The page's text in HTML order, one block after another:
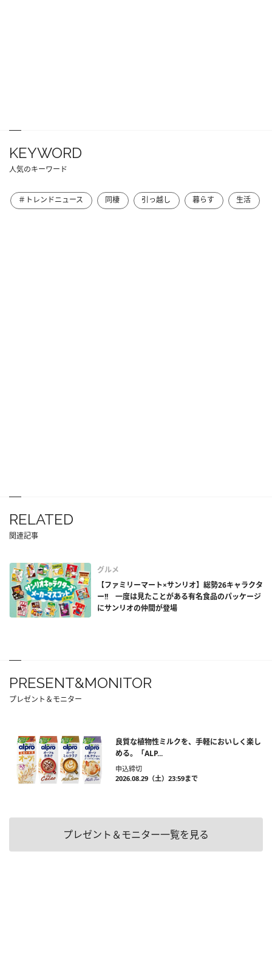
KEYWORD
人気のキーワード
＃トレンドニュース 同棲 引っ越し 暮らす 生活
RELATED
関連記事
グルメ
【ファミリーマート×サンリオ】総勢26キャラクタ
ー!! 一度は見たことがある有名食品のパッケージ
にサンリオの仲間が登場
PRESENT&MONITOR
プレゼント＆モニター
良質な植物性ミルクを、手軽においしく楽し
める。「ALP...
申込締切
2026.08.29（土）23:59まで
プレゼント＆モニター一覧を見る